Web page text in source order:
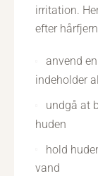
irritation.
efter
anvend
indeholder
undgå at
huden
hold
vand